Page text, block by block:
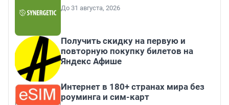
До 31 августа, 2026
Получить скидку на первую и
повторную покупку билетов на
Яндекс Афише
Интернет в 180+ странах мира без
роуминга и сим-карт